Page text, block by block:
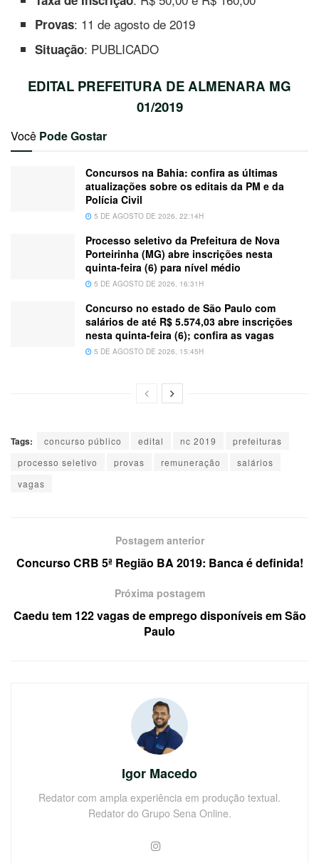
Provas: 11 de agosto de 2019
Situação: PUBLICADO
EDITAL PREFEITURA DE ALMENARA MG
01/2019
Você Pode Gostar
Concursos na Bahia: confira as últimas
atualizações sobre os editais da PM e da
Polícia Civil
5 DE AGOSTO DE 2026, 22:14H
Processo seletivo da Prefeitura de Nova
Porteirinha (MG) abre inscrições nesta
quinta-feira (6) para nível médio
5 DE AGOSTO DE 2026, 16:31H
Concurso no estado de São Paulo com
salários de até R$ 5.574,03 abre inscrições
nesta quinta-feira (6); confira as vagas
5 DE AGOSTO DE 2026, 15:45H
Tags: concurso público edital nc 2019
prefeituras
processo seletivo
provas remuneração
salários
vagas
Postagem anterior
Concurso CRB 5ª Região BA 2019: Banca é definida!
Próxima postagem
Caedu tem 122 vagas de emprego disponíveis em São
Paulo
Igor Macedo
Redator com ampla experiência em produção textual.
Redator do Grupo Sena Online.